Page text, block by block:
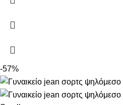
-57%